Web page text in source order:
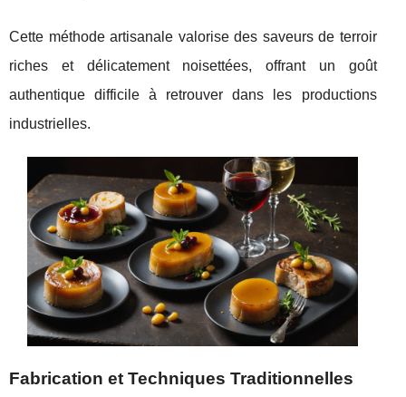
Cette méthode artisanale valorise des saveurs de terroir
riches et délicatement noisettées, offrant un goût
authentique difficile à retrouver dans les productions
industrielles.
Fabrication et Techniques Traditionnelles